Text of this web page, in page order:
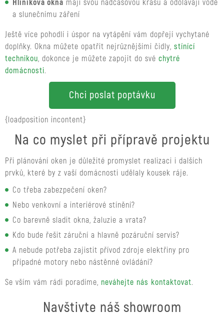
Hliníková okna mají svou nadčasovou krásu a odolávají vodě
a slunečnímu záření
Ještě více pohodlí i úspor na vytápění vám dopřejí vychytané
doplňky. Okna můžete opatřit nejrůznějšími čidly, stínící
technikou, dokonce je můžete zapojit do své chytré
domácnosti.
Chci poslat poptávku
{loadposition incontent}
Na co myslet při přípravě projektu
Při plánování oken je důležité promyslet realizaci i dalších
prvků, které by z vaší domácnosti udělaly kousek ráje.
Co třeba zabezpečení oken?
Nebo venkovní a interiérové stínění?
Co barevně sladit okna, žaluzie a vrata?
Kdo bude řešit záruční a hlavně pozáruční servis?
A nebude potřeba zajistit přívod zdroje elektřiny pro
případné motory nebo nástěnné ovládání?
Se vším vám rádi poradíme, neváhejte nás kontaktovat.
Navštivte náš showroom